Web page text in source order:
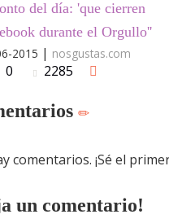
del día: 'que cierren
durante el Orgullo''
2015 | nosgustas.com
0 2285
comentarios. ¡Sé el
un comentario!